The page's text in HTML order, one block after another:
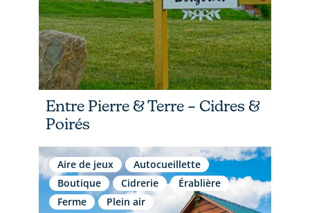
Entre Pierre & Terre – Cidres &
Poirés
Aire de jeux
Autocueillette
Boutique
Cidrerie
Érablière
Ferme
Plein air